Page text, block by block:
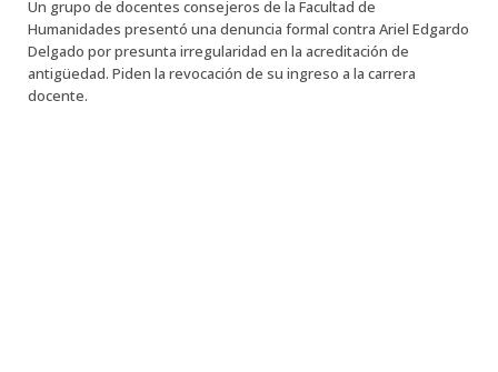
Un grupo de docentes consejeros de la Facultad de
Humanidades presentó una denuncia formal contra Ariel Edgardo
Delgado por presunta irregularidad en la acreditación de
antigüedad. Piden la revocación de su ingreso a la carrera
docente.